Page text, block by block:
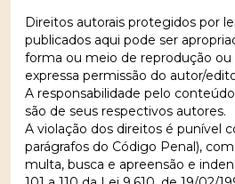
Direitos autorais protegidos por
publicados aqui pode ser
forma ou meio de reprodução ou
expressa permissão do autor/
A responsabilidade pelo
são de seus respectivos autores.
A violação dos direitos é punível
parágrafos do Código Penal),
multa, busca e apreensão e